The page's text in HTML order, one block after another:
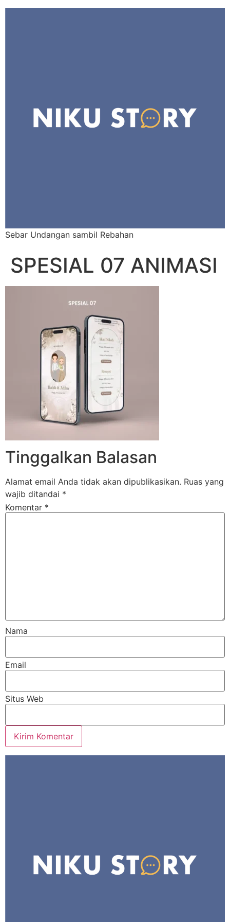
Sebar Undangan sambil Rebahan
SPESIAL 07 ANIMASI
Tinggalkan Balasan
Alamat email Anda tidak akan dipublikasikan. Ruas yang
wajib ditandai *
Komentar *
Nama
Email
Situs Web